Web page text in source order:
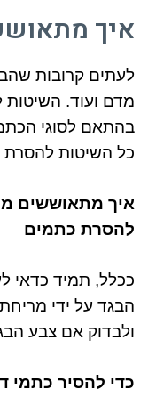
איך
לעתים קרובות
מדם ועוד. השיטות
בהתאם לסוגי
כל השיטות להסרת
איך מתאוששים
להסרת כתמים
ככלל, תמיד כדאי
הבגד על ידי
ולבדוק אם צבע
כדי להסיר כתמי